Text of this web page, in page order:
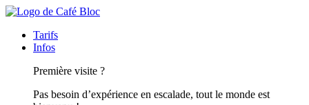
Tarifs
Infos
Première visite ?
Pas besoin d’expérience en escalade, tout le monde est